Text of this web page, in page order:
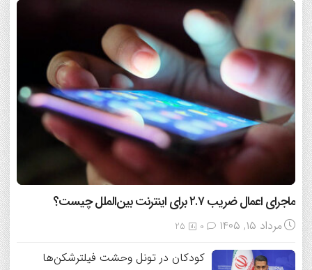
ماجرای اعمال ضریب ۲.۷ برای اینترنت بین‌الملل چیست؟
مرداد ۱۵, ۱۴۰۵ 25
کودکان در تونل وحشت فیلترشکن‌ها